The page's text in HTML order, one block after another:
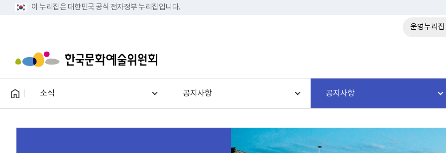
이 누리집은 대한민국 공식 전자정부 누리집입니다.
운영누리집
소식 공지사항 공지사항